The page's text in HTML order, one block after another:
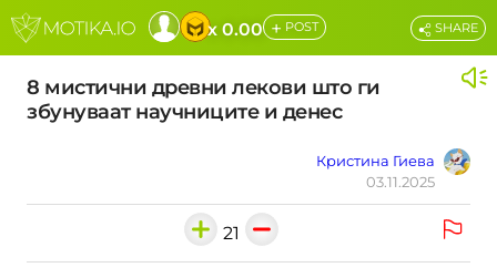
x 0.00 + POST
8 мистични древни лекови што ги
збунуваат научниците и денес
Кристина Гиева
03.11.2025
SHARE
21